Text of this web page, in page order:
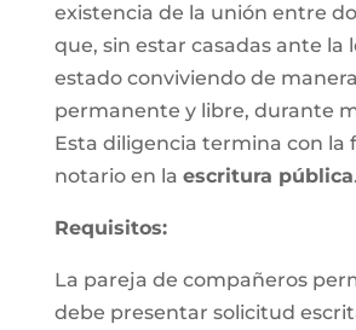
existencia de la unión entre
que, sin estar casadas ante la
estado conviviendo de manera
permanente y libre, durante
Esta diligencia termina con la
notario en la escritura pública.
Requisitos:
La pareja de compañeros
debe presentar solicitud